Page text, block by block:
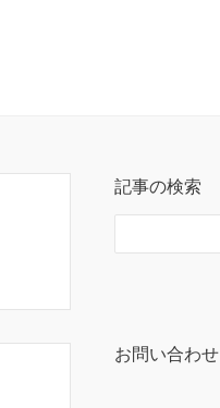
記事の検索
お問い合わせ